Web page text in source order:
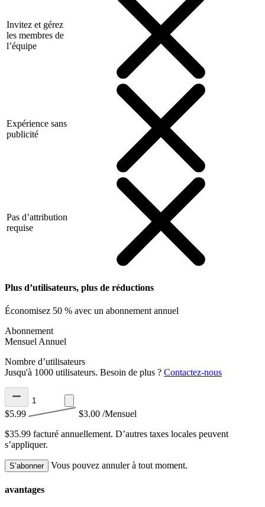
Invitez et gérez
les membres de
l’équipe
Expérience sans
publicité
Pas d’attribution
requise
Plus d’utilisateurs, plus de réductions
Économisez 50 % avec un abonnement annuel
Abonnement
Mensuel Annuel
Nombre d’utilisateurs
Jusqu'à 1000 utilisateurs. Besoin de plus ? Contactez-nous
$5.99 $3.00 /Mensuel
$35.99 facturé annuellement. D’autres taxes locales peuvent
s’appliquer.
S’abonner Vous pouvez annuler à tout moment.
avantages